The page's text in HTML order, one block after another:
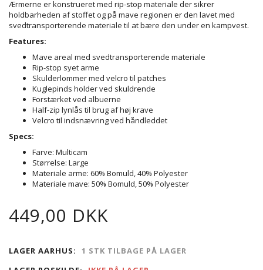
Ærmerne er konstrueret med rip-stop materiale der sikrer
holdbarheden af stoffet og på mave regionen er den lavet med
svedtransporterende materiale til at bære den under en kampvest.
Features:
Mave areal med svedtransporterende materiale
Rip-stop syet arme
Skulderlommer med velcro til patches
Kuglepinds holder ved skuldrende
Forstærket ved albuerne
Half-zip lynlås til brug af høj krave
Velcro til indsnævring ved håndleddet
Specs:
Farve: Multicam
Størrelse: Large
Materiale arme: 60% Bomuld, 40% Polyester
Materiale mave: 50% Bomuld, 50% Polyester
449,00 DKK
LAGER AARHUS:
1 STK TILBAGE PÅ LAGER